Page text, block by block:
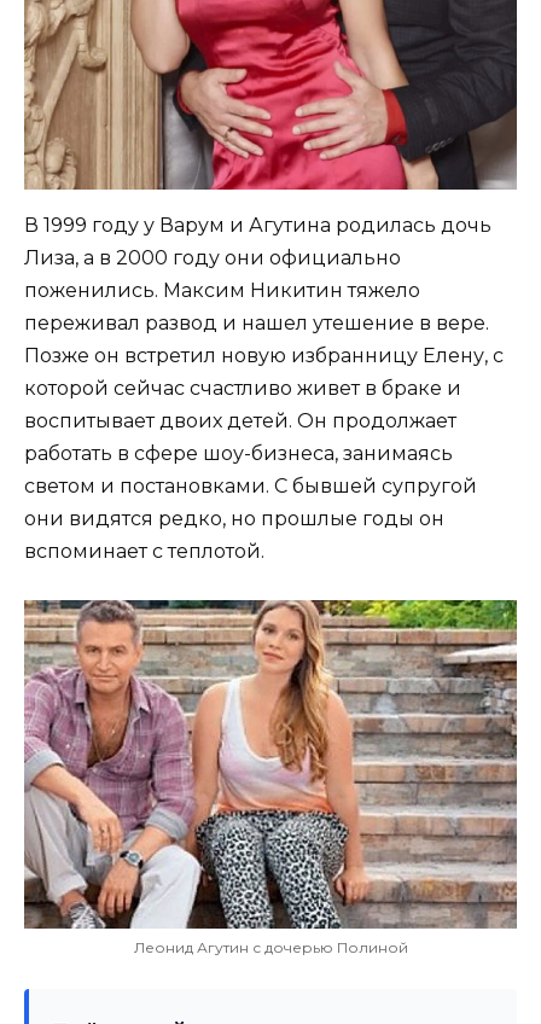
В 1999 году у Варум и Агутина родилась дочь
Лиза, а в 2000 году они официально
поженились. Максим Никитин тяжело
переживал развод и нашел утешение в вере.
Позже он встретил новую избранницу Елену, с
которой сейчас счастливо живет в браке и
воспитывает двоих детей. Он продолжает
работать в сфере шоу-бизнеса, занимаясь
светом и постановками. С бывшей супругой
они видятся редко, но прошлые годы он
вспоминает с теплотой.
Леонид Агутин с дочерью Полиной